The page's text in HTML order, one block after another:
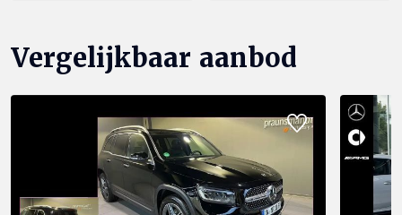
Vergelijkbaar aanbod